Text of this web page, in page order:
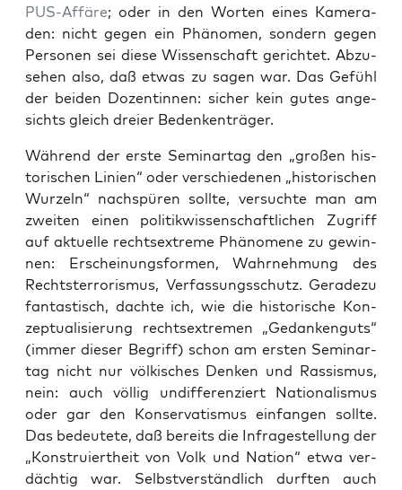
PUS-Affä­re; oder in den Wor­ten eines Kame­ra­
den: nicht gegen ein Phä­no­men, son­dern gegen
Per­so­nen sei die­se Wis­sen­schaft gerich­tet. Abzu­
se­hen also, daß etwas zu sagen war. Das Gefühl
der bei­den Dozen­tin­nen: sicher kein gutes ange­
sichts gleich drei­er Bedenkenträger.
Wäh­rend der ers­te Semi­nar­tag den „gro­ßen his­
to­ri­schen Lini­en“ oder ver­schie­de­nen „his­to­ri­schen
Wur­zeln“ nach­spü­ren soll­te, ver­such­te man am
zwei­ten einen poli­tik­wis­sen­schaft­li­chen Zugriff
auf aktu­el­le rechts­extre­me Phä­no­me­ne zu gewin­
nen: Erschei­nungs­for­men, Wahr­neh­mung des
Rechts­ter­ro­ris­mus, Ver­fas­sungs­schutz. Gera­de­zu
fan­tas­tisch, dach­te ich, wie die his­to­ri­sche Kon­
zep­tua­li­sie­rung rechts­extre­men „Gedan­ken­guts“
(immer die­ser Begriff) schon am ers­ten Semi­nar­
tag nicht nur völ­ki­sches Den­ken und Ras­sis­mus,
nein: auch völ­lig undif­fe­ren­ziert Natio­na­lis­mus
oder gar den Kon­ser­va­tis­mus ein­fan­gen soll­te.
Das bedeu­te­te, daß bereits die Infra­ge­stel­lung der
„Kon­stru­iert­heit von Volk und Nati­on“ etwa ver­
däch­tig war. Selbst­ver­ständ­lich durf­ten auch